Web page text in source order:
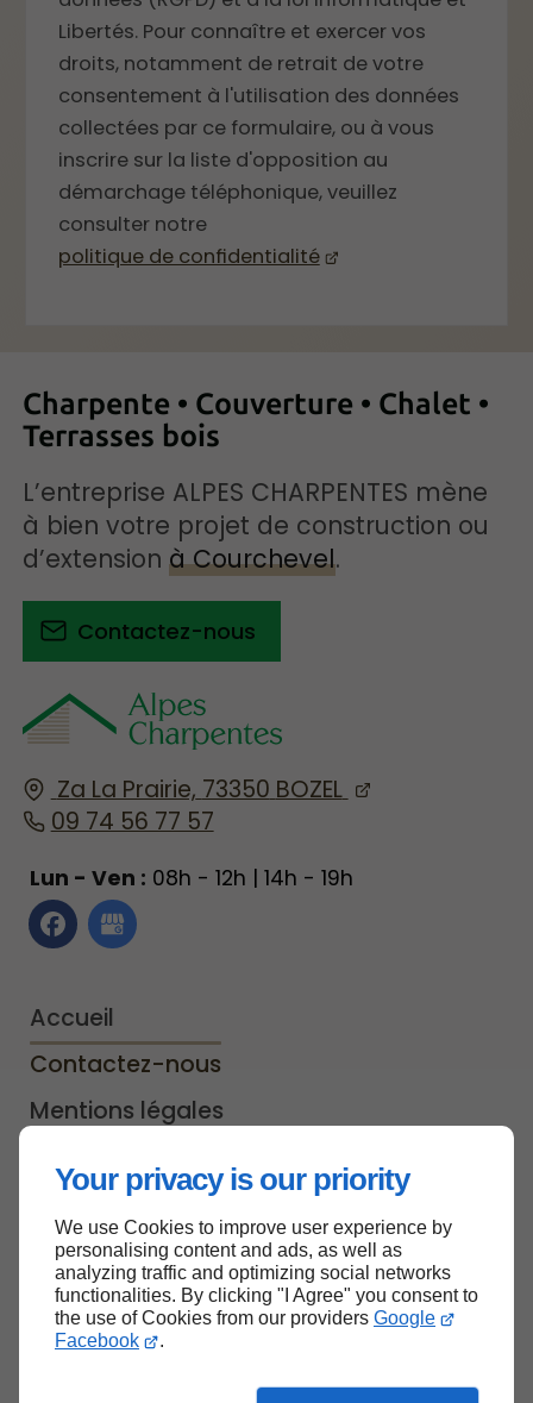
Your privacy is our priority
We use Cookies to improve user experience by
personalising content and ads, as well as
analyzing traffic and optimizing social networks
functionalities. By clicking "I Agree" you consent to
the use of Cookies from our providers Google
Facebook
.
Libertés. Pour connaître et exercer vos
droits, notamment de retrait de votre
consentement à l'utilisation des données
collectées par ce formulaire, ou à vous
inscrire sur la liste d'opposition au
démarchage téléphonique, veuillez
consulter notre
politique de confidentialité
Za La Prairie, 73350 BOZEL
09 74 56 77 57
Lun - Ven : 08h - 12h | 14h - 19h
Accueil
Contactez-nous
Mentions légales
Charpente • Couverture • Chalet •
Terrasses bois
L’entreprise ALPES CHARPENTES mène
à bien votre projet de construction ou
d’extensionà Courchevel.
Contactez-nous
Haut de page